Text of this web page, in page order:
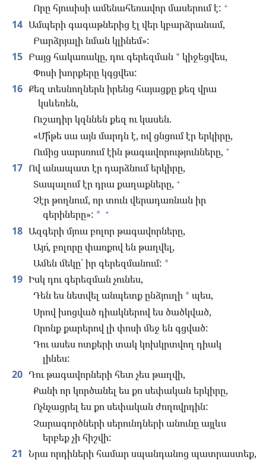
Որը հյուսիսի ամենահեռավոր մասերում է: +
14 Ամպերի գագաթներից էլ վեր կբարձրանամ,
Բարձրյալի նման կլինեմ»:
15 Բայց հակառակը, դու գերեզման *կիջեցվես,
Փոսի խորքերը կգցվես:
16 Քեզ տեսնողներն իրենց հայացքը քեզ վրա
կսևեռեն,
Ուշադիր կզննեն քեզ ու կասեն.
«Մի՞թե սա այն մարդն է, ով ցնցում էր երկիրը,
Ումից սարսռում էին թագավորությունները, +
17 Ով անապատ էր դարձնում երկիրը,
Տապալում էր դրա քաղաքները, +
Չէր թողնում, որ տուն վերադառնան իր
գերիները»: * +
18 Ազգերի մյուս բոլոր թագավորները,
Այո՛, բոլորը փառքով են թաղվել,
Ամեն մեկը՝ իր գերեզմանում: *
19 Իսկ դու գերեզման չունես,
Դեն ես նետվել անպետք ընձյուղի *պես,
Սրով խոցված դիակներով ես ծածկված,
Որոնք քարերով լի փոսի մեջ են գցված:
Դու ասես ոտքերի տակ կոխկրտվող դիակ
լինես:
20 Դու թագավորների հետ չես թաղվի,
Քանի որ կործանել ես քո սեփական երկիրը,
Ոչնչացրել ես քո սեփական ժողովրդին:
Չարագործների սերունդների անունը այլևս
երբեք չի հիշվի:
21 Նրա որդիների համար սպանդանոց պատրաստեք,